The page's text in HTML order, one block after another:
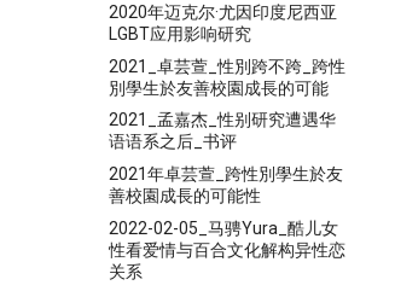
2020年迈克尔·尤因印度尼西亚
LGBT应用影响研究
2021_卓芸萱_性別跨不跨_跨性
別學生於友善校園成長的可能
2021_孟嘉杰_性别研究遭遇华
语语系之后_书评
2021年卓芸萱_跨性別學生於友
善校園成長的可能性
2022-02-05_马骋Yura_酷儿女
性看爱情与百合文化解构异性恋
关系